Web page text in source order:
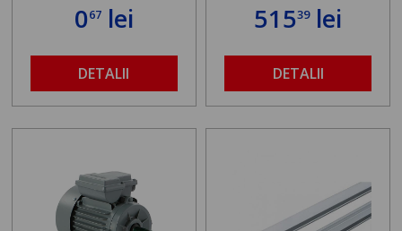
067lei
DETALII
51539lei
DETALII